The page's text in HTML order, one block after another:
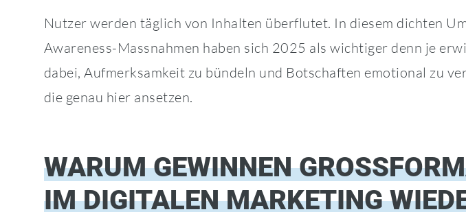
Nutzer werden täglich von Inhalten überflutet. In diesem dichten
Awareness-Massnahmen haben sich 2025 als wichtiger denn je
dabei, Aufmerksamkeit zu bündeln und Botschaften emotional zu
die genau hier ansetzen.
WARUM GEWINNEN
IM DIGITALEN MARKETING